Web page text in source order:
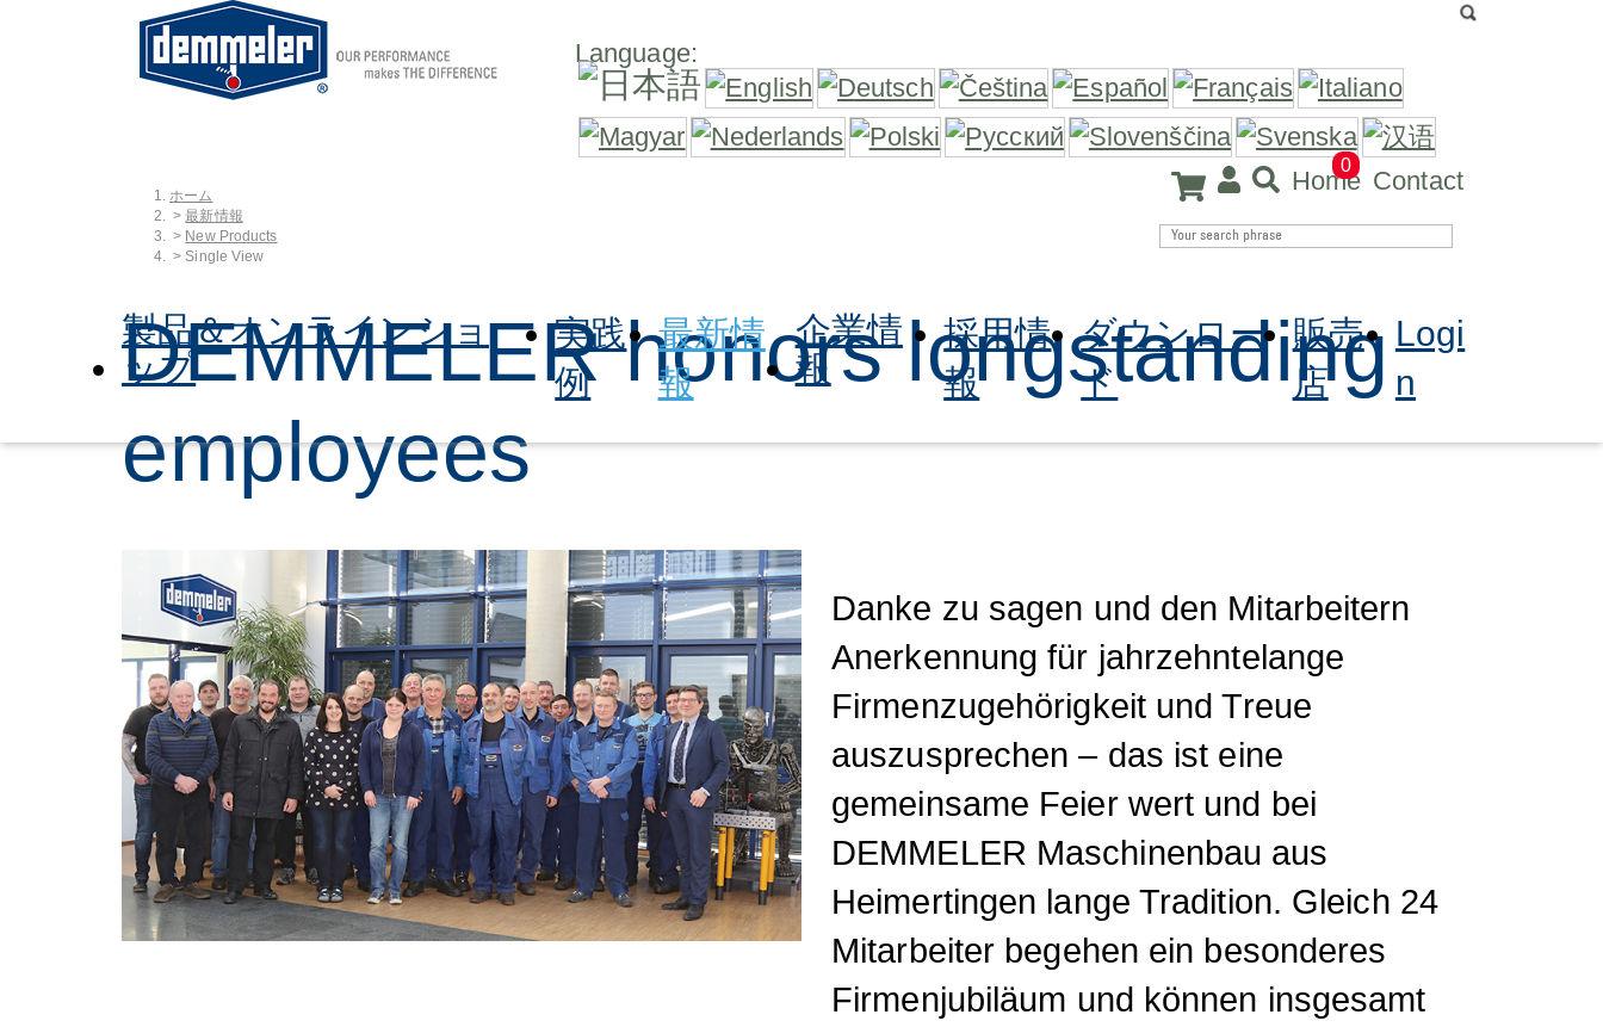
Skip to main content
Language:
0
Home Contact
製品＆オンラインショ
ップ
実践
例
最新情
報
企業情
報
採用情
報
ダウンロー
ド
販売
店
Logi
n
You are here:
ホーム
最新情報
New Products
Single View
DEMMELER honors longstanding
employees
Danke zu sagen und den Mitarbeitern
Anerkennung für jahrzehntelange
Firmenzugehörigkeit und Treue
auszusprechen – das ist eine
gemeinsame Feier wert und bei
DEMMELER Maschinenbau aus
Heimertingen lange Tradition. Gleich 24
Mitarbeiter begehen ein besonderes
Firmenjubiläum und können insgesamt